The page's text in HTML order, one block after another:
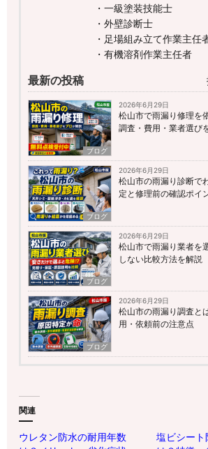
・一級塗装技能士
・外壁診断士
・足場組み立て作業主任
・有機溶剤作業主任者
最新の投稿
ブログ
2026年6月29日
松山市で雨漏り修理を
調査・費用・業者選び
ブログ
2026年6月29日
松山市の雨漏り診断で
定と修理前の確認ポイ
ブログ
2026年6月29日
松山市で雨漏り業者を
しない比較方法を解説
ブログ
2026年6月29日
松山市の雨漏り調査と
用・依頼前の注意点
関連
ウレタン防水の耐用年数
塩ビシート